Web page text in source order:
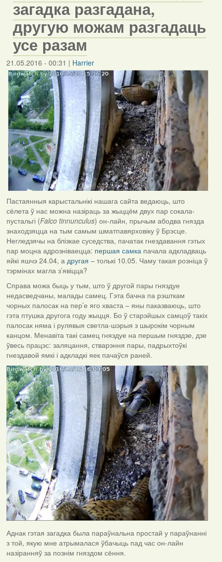
загадка разгадана,
другую можам разгадаць
усе разам
21.05.2016 - 00:31 | Harrier
Пастаянныя карыстальнікі нашага сайта ведаюць, што
сёлета ў нас можна назіраць за жыццём двух пар сокала-
пустальгі (Falco tinnunculus) он-лайн, прычым абодва гнязда
знаходзяцца на тым самым шматпавярховіку ў Брэсце.
Негледзячы на блізкае суседства, пачатак гнездавання гэтых
пар моцна адрозніваецца: першая самка пачала адкладваць
яйкі яшчэ 24.04, а другая – толькі 10.05. Чаму такая розніца ў
тэрмінах магла з’явіцца?
Справа можа быць у тым, што ў другой пары гняздуе
недасведчаны, малады самец. Гэта бачна па рэшткам
чорных палосак на пер’е яго хваста – яны паказваюць, што
гэта птушка другога году жыцця. Бо ў старэйшых самцоў такіх
палосак няма і рулявыя светла-шэрыя з шырокім чорным
канцом. Менавіта такі самец гняздуе на першым гняздзе, дзе
ўвесь працэс: заляцання, стварэння пары, падрыхтоўкі
гнездавой ямкі і адкладкі яек пачаўся раней.
Аднак гэтая загадка была параўнальна простай у параўнанні
з той, якую мне атрымалася ўбачыць пад час он-лайн
назіранняў за познім гняздом сёння.